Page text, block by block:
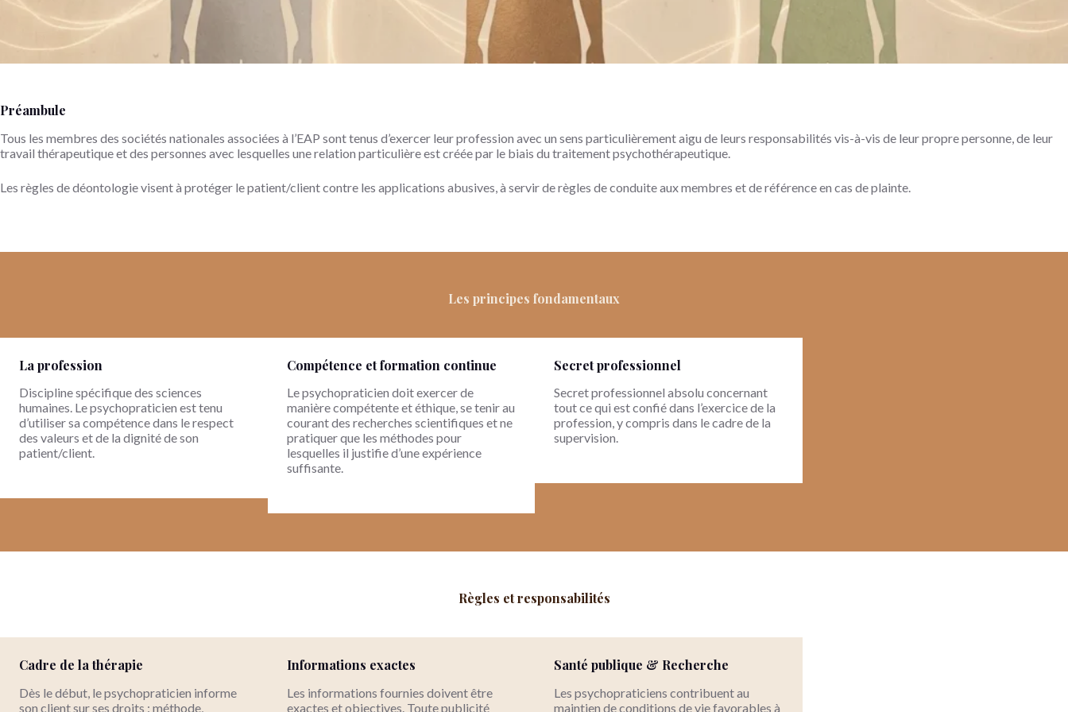
Préambule
Tous les membres des sociétés nationales associées à l’EAP sont tenus d’exercer leur profession avec un sens particulièrement aigu de leurs responsabilités vis-à-vis de leur propre personne, de leur
travail thérapeutique et des personnes avec lesquelles une relation particulière est créée par le biais du traitement psychothérapeutique.
Les règles de déontologie visent à protéger le patient/client contre les applications abusives, à servir de règles de conduite aux membres et de référence en cas de plainte.
Les principes fondamentaux
La profession
Discipline spécifique des sciences
humaines. Le psychopraticien est tenu
d’utiliser sa compétence dans le respect
des valeurs et de la dignité de son
patient/client.
Compétence et formation continue
Le psychopraticien doit exercer de
manière compétente et éthique, se tenir au
courant des recherches scientifiques et ne
pratiquer que les méthodes pour
lesquelles il justifie d’une expérience
suffisante.
Secret professionnel
Secret professionnel absolu concernant
tout ce qui est confié dans l’exercice de la
profession, y compris dans le cadre de la
supervision.
Règles et responsabilités
Cadre de la thérapie
Dès le début, le psychopraticien informe
son client sur ses droits : méthode,
Informations exactes
Les informations fournies doivent être
exactes et objectives. Toute publicité
Santé publique & Recherche
Les psychopraticiens contribuent au
maintien de conditions de vie favorables à